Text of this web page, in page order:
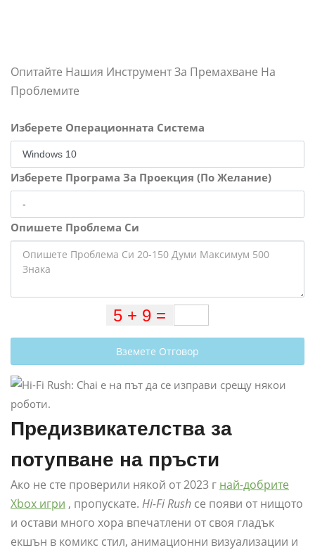
Опитайте Нашия Инструмент За Премахване На
Проблемите
Изберете Операционната Система
Изберете Програма За Проекция (По Желание)
Опишете Проблема Си
Вземете Отговор
Предизвикателства за
потупване на пръсти
Ако не сте проверили някой от 2023 г най-добрите
Xbox игри , пропускате. Hi-Fi Rush се появи от нищото
и остави много хора впечатлени от своя гладък
екшън в комикс стил, анимационни визуализации и